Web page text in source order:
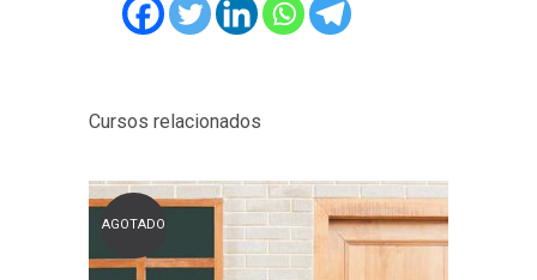
Cursos relacionados
AGOTADO